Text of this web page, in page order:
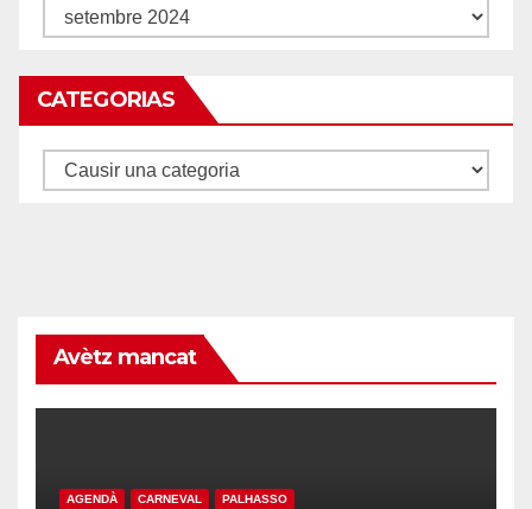
Archius
CATEGORIAS
Categorias
Avètz mancat
AGENDÀ CARNEVAL PALHASSO